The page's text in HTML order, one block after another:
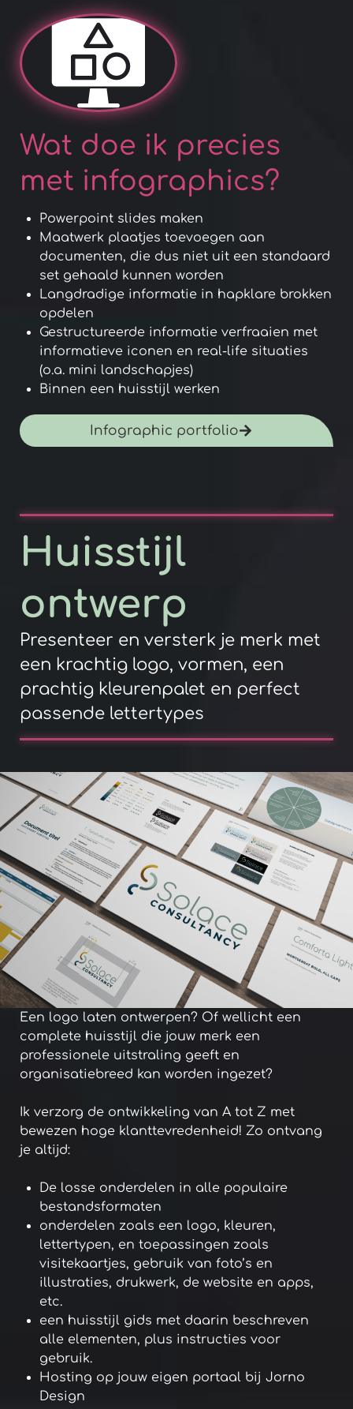
Wat doe ik precies
met infographics?
Powerpoint slides maken
Maatwerk plaatjes toevoegen aan
documenten, die dus niet uit een standaard
set gehaald kunnen worden
Langdradige informatie in hapklare brokken
opdelen
Gestructureerde informatie verfraaien met
informatieve iconen en real-life situaties
(o.a. mini landschapjes)
Binnen een huisstijl werken
Infographic portfolio
Huisstijl
ontwerp
Presenteer en versterk je merk met
een krachtig logo, vormen, een
prachtig kleurenpalet en perfect
passende lettertypes
Een logo laten ontwerpen? Of wellicht een
complete huisstijl die jouw merk een
professionele uitstraling geeft en
organisatiebreed kan worden ingezet?
Ik verzorg de ontwikkeling van A tot Z met
bewezen hoge klanttevredenheid! Zo ontvang
je altijd:
De losse onderdelen in alle populaire
bestandsformaten
onderdelen zoals een logo, kleuren,
lettertypen, en toepassingen zoals
visitekaartjes, gebruik van foto’s en
illustraties, drukwerk, de website en apps,
etc.
een huisstijl gids met daarin beschreven
alle elementen, plus instructies voor
gebruik.
Hosting op jouw eigen portaal bij Jorno
Design